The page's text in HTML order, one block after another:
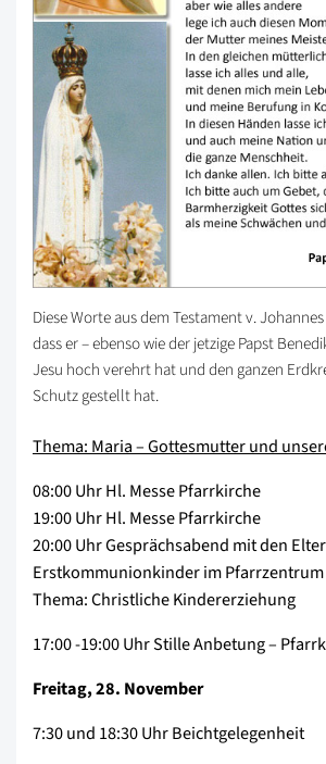
Diese Worte aus dem Testament v.
dass er – ebenso wie der jetzige Papst
Jesu hoch verehrt hat und den ganzen
Schutz gestellt hat.
Thema: Maria – Gottesmutter und
08:00 Uhr Hl. Messe Pfarrkirche
19:00 Uhr Hl. Messe Pfarrkirche
20:00 Uhr Gesprächsabend mit den
Erstkommunionkinder im Pfarrzentrum
Thema: Christliche Kindererziehung
17:00 -19:00 Uhr Stille Anbetung –
Freitag, 28. November
7:30 und 18:30 Uhr Beichtgelegenheit